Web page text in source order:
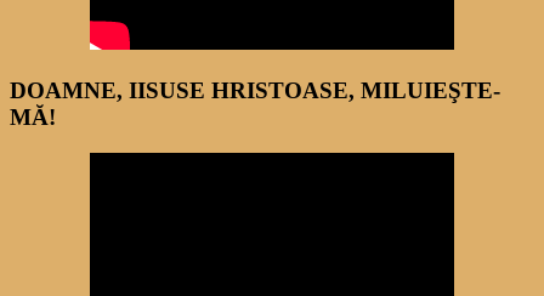
DOAMNE, IISUSE HRISTOASE, MILUIEŞTE-
MĂ!